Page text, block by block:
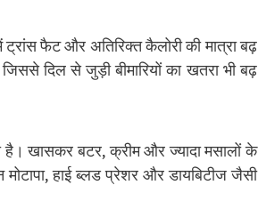
फैट और अतिरिक्त कैलोरी की मात्रा बढ़
दिल से जुड़ी बीमारियों का खतरा भी बढ़
है। खासकर बटर, क्रीम और ज्यादा मसालों के
हाई ब्लड प्रेशर और डायबिटीज जैसी